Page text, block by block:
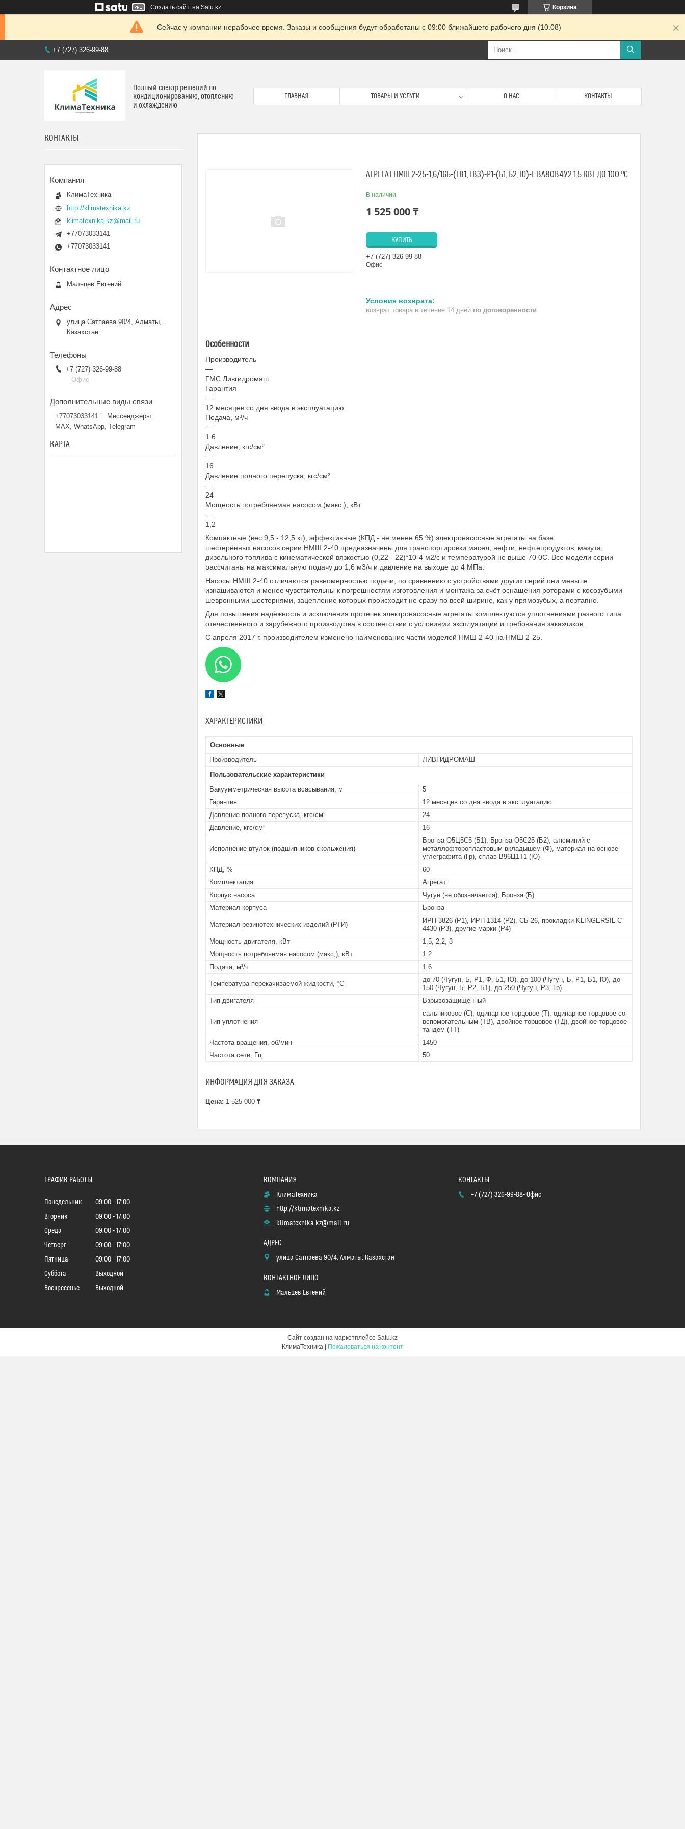
Создать сайт на Satu.kz Корзина
Сейчас у компании нерабочее время. Заказы и сообщения будут обработаны с 09:00 ближайшего рабочего дня (10.08)
+7 (727) 326-99-88
Полный спектр решений по
кондиционированию, отоплению
и охлаждению
ГЛАВНАЯ ТОВАРЫ И УСЛУГИ О НАС КОНТАКТЫ
АГРЕГАТ НMШ 2-25-1,6/16Б-(ТВ1, ТВ3)-Р1-(Б1, Б2, Ю)-E ВА80В4У2 1.5 КВТ ДО 100 ºС
В наличии
1 525 000 ₸
КУПИТЬ
+7 (727) 326-99-88
Офис
возврат товара в течение 14 дней по договоренности
Особенности
Производитель
—
ГМС Ливгидромаш
Гарантия
—
12 месяцев со дня ввода в эксплуатацию
Подача, м³/ч
—
1.6
Давление, кгс/см²
—
16
Давление полного перепуска, кгс/см²
—
24
Мощность потребляемая насосом (макс.), кВт
—
1,2
Компактные (вес 9,5 - 12,5 кг), эффективные (КПД - не менее 65 %) электронасосные агрегаты на базе
шестерённых насосов серии НМШ 2-40 предназначены для транспортировки масел, нефти, нефтепродуктов, мазута,
дизельного топлива с кинематической вязкостью (0,22 - 22)*10-4 м2/с и температурой не выше 70 0С. Все модели серии
рассчитаны на максимальную подачу до 1,6 м3/ч и давление на выходе до 4 МПа.
Насосы НМШ 2-40 отличаются равномерностью подачи, по сравнению с устройствами других серий они меньше
изнашиваются и менее чувствительны к погрешностям изготовления и монтажа за счёт оснащения роторами с косозубыми
шевронными шестернями, зацепление которых происходит не сразу по всей ширине, как у прямозубых, а поэтапно.
Для повышения надёжность и исключения протечек электронасосные агрегаты комплектуются уплотнениями разного типа
отечественного и зарубежного производства в соответствии с условиями эксплуатации и требования заказчиков.
С апреля 2017 г. производителем изменено наименование части моделей НМШ 2-40 на НМШ 2-25.
ХАРАКТЕРИСТИКИ
Основные
Производитель
ЛИВГИДРОМАШ
Пользовательские характеристики
Вакуумметрическая высота всасывания, м
5
Гарантия
12 месяцев со дня ввода в эксплуатацию
Давление полного перепуска, кгс/см²
24
Давление, кгс/см²
16
Исполнение втулок (подшипников скольжения)
Бронза О5Ц5С5 (Б1), Бронза О5С25 (Б2), алюминий с
металлофторопластовым вкладышем (Ф), материал на основе
углеграфита (Гр), сплав B96Ц1Т1 (Ю)
КПД, %
60
Комплектация
Агрегат
Корпус насоса
Чугун (не обозначается), Бронза (Б)
Материал корпуса
Бронза
Материал резинотехнических изделий (РТИ)
ИРП-3826 (Р1), ИРП-1314 (Р2), СБ-26, прокладки-KLINGERSIL C-
4430 (Р3), другие марки (Р4)
Мощность двигателя, кВт
1,5, 2,2, 3
Мощность потребляемая насосом (макс,), кВт
1.2
Подача, м³/ч
1.6
Температура перекачиваемой жидкости, ºС
до 70 (Чугун, Б, Р1, Ф, Б1, Ю), до 100 (Чугун, Б, Р1, Б1, Ю), до
150 (Чугун, Б, Р2, Б1), до 250 (Чугун, Р3, Гр)
Тип двигателя
Взрывозащищенный
Тип уплотнения
сальниковое (С), одинарное торцовое (Т), одинарное торцовое со
вспомогательным (ТВ), двойное торцовое (ТД), двойное торцовое
тандем (ТТ)
Частота вращения, об/мин
1450
Частота сети, Гц
50
ИНФОРМАЦИЯ ДЛЯ ЗАКАЗА
Цена: 1 525 000 ₸
КОНТАКТЫ
КлимаТехника
http://klimatexnika.kz
klimatexnika.kz@mail.ru
+77073033141
+77073033141
Мальцев Евгений
улица Сатпаева 90/4, Алматы,
Казахстан
+7 (727) 326-99-88
Офис
+77073033141
Мессенджеры:
MAX, WhatsApp, Telegram
КАРТА
ГРАФИК РАБОТЫ
Понедельник 09:00
17:00
Вторник
09:00
17:00
Среда
09:00
17:00
Четверг
09:00
17:00
Пятница
09:00
17:00
Суббота
Выходной
Воскресенье
Выходной
КлимаТехника
http://klimatexnika.kz
klimatexnika.kz@mail.ru
улица Сатпаева 90/4, Алматы, Казахстан
Мальцев Евгений
+7 (727) 326-99-88 Офис
Сайт создан на маркетплейсе Satu.kz
Пожаловаться на контент